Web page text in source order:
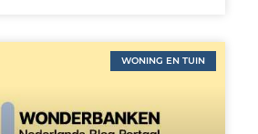
WONING EN TUIN